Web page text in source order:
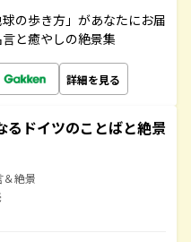
の歩き方」があなたにお届
と癒やしの絶景集
詳細を見る
るドイツのことばと絶景
＆絶景